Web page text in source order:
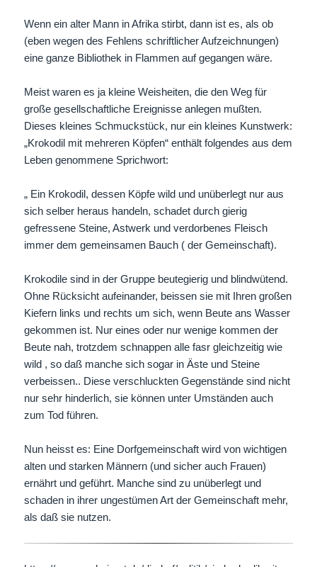
Wenn ein alter Mann in Afrika stirbt, dann ist es, als ob
(eben wegen des Fehlens schriftlicher Aufzeichnungen)
eine ganze Bibliothek in Flammen auf gegangen wäre.
Meist waren es ja kleine Weisheiten, die den Weg für
große gesellschaftliche Ereignisse anlegen mußten.
Dieses kleines Schmuckstück, nur ein kleines Kunstwerk:
„Krokodil mit mehreren Köpfen“ enthält folgendes aus dem
Leben genommene Sprichwort:
„ Ein Krokodil, dessen Köpfe wild und unüberlegt nur aus
sich selber heraus handeln, schadet durch gierig
gefressene Steine, Astwerk und verdorbenes Fleisch
immer dem gemeinsamen Bauch ( der Gemeinschaft).
Krokodile sind in der Gruppe beutegierig und blindwütend.
Ohne Rücksicht aufeinander, beissen sie mit Ihren großen
Kiefern links und rechts um sich, wenn Beute ans Wasser
gekommen ist. Nur eines oder nur wenige kommen der
Beute nah, trotzdem schnappen alle fasr gleichzeitig wie
wild , so daß manche sich sogar in Äste und Steine
verbeissen.. Diese verschluckten Gegenstände sind nicht
nur sehr hinderlich, sie können unter Umständen auch
zum Tod führen.
Nun heisst es: Eine Dorfgemeinschaft wird von wichtigen
alten und starken Männern (und sicher auch Frauen)
ernährt und geführt. Manche sind zu unüberlegt und
schaden in ihrer ungestümen Art der Gemeinschaft mehr,
als daß sie nutzen.